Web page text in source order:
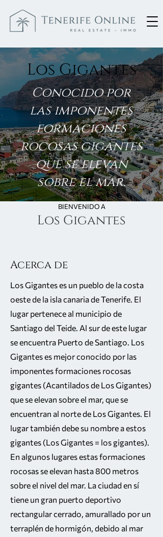
Los Gigantes
Conocido por
las imponentes
formaciones
rocosas gigantes
que se elevan
sobre el mar.
BIENVENIDO A
Los Gigantes
Acerca de
Los Gigantes es un pueblo de la costa
oeste de la isla canaria de Tenerife. El
lugar pertenece al municipio de
Santiago del Teide. Al sur de este lugar
se encuentra Puerto de Santiago. Los
Gigantes es mejor conocido por las
imponentes formaciones rocosas
gigantes (Acantilados de Los Gigantes)
que se elevan sobre el mar, que se
encuentran al norte de Los Gigantes. El
lugar también debe su nombre a estos
gigantes (Los Gigantes = los gigantes).
En algunos lugares estas formaciones
rocosas se elevan hasta 800 metros
sobre el nivel del mar. La ciudad en sí
tiene un gran puerto deportivo
rectangular cerrado, amurallado por un
terraplén de hormigón, debido al mar